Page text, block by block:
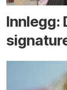
Innlegg: